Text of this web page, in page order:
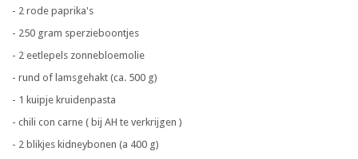
- 2 rode paprika's
- 250 gram sperzieboontjes
- 2 eetlepels zonnebloemolie
- rund of lamsgehakt (ca. 500 g)
- 1 kuipje kruidenpasta
- chili con carne ( bij AH te verkrijgen )
- 2 blikjes kidneybonen (a 400 g)